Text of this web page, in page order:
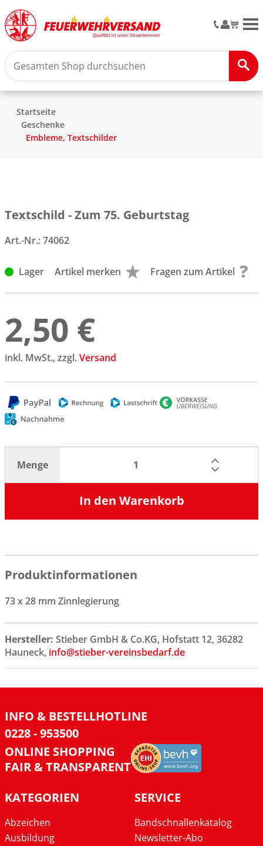
Startseite
Geschenke
Embleme, Textschilder
Textschild - Zum 75. Geburtstag
Art.-Nr.:74062
Lager Artikel merken Fragen zum Artikel
2,50 €
inkl. MwSt., zzgl.Versand
Menge
In den Warenkorb
Produktinformationen
73 x 28 mm Zinnlegierung
Hersteller: Stieber GmbH & Co.KG, Hofstatt 12, 36282
Hauneck, info@stieber-vereinsbedarf.de
INFO & BESTELLHOTLINE
0228 - 953500
ONLINE SHOPPING
FAIR & TRANSPARENT
KATEGORIEN
Abzeichen
Ausbildung
SERVICE
Bandschnallenkatalog
Newsletter-Abo